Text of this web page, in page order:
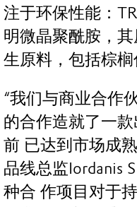
注于环保性能：
明微晶聚酰胺，
生原料，包括棕榈
“我们与商业合作
的合作造就了一
前 已达到市场成
品线总监Iordanis
种合 作项目对于